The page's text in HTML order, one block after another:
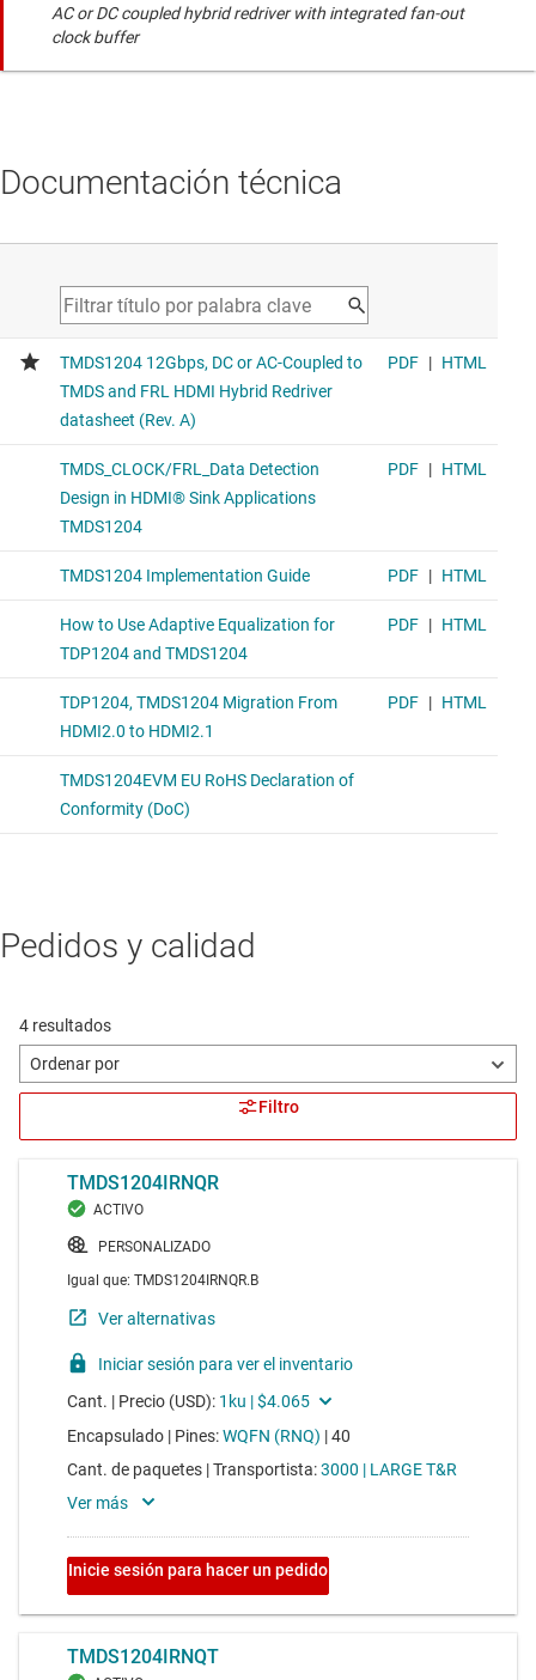
AC or DC coupled hybrid redriver with integrated fan-out
clock buffer
Documentación técnica
Pedidos y calidad